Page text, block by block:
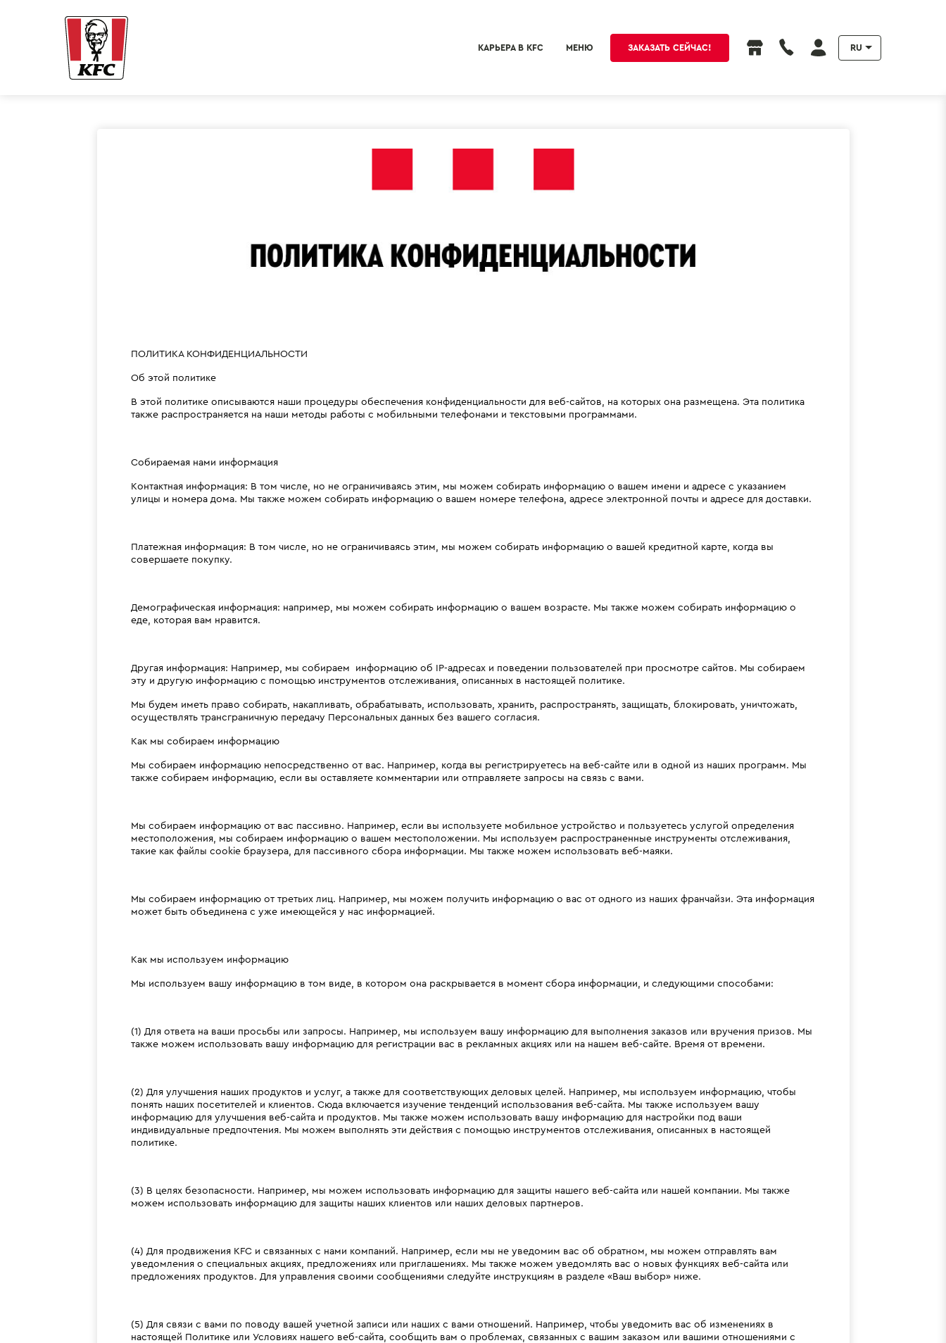
КАРЬЕРА В KFC МЕНЮ ЗАКАЗАТЬ СЕЙЧАС! RU
ПОЛИТИКА КОНФИДЕНЦИАЛЬНОСТИ
Об этой политике
В этой политике описываются наши процедуры обеспечения конфиденциальности для веб-сайтов, на которых она размещена. Эта политика
также распространяется на наши методы работы с мобильными телефонами и текстовыми программами.
Собираемая нами информация
Контактная информация: В том числе, но не ограничиваясь этим, мы можем собирать информацию о вашем имени и адресе с указанием
улицы и номера дома. Мы также можем собирать информацию о вашем номере телефона, адресе электронной почты и адресе для доставки.
Платежная информация: В том числе, но не ограничиваясь этим, мы можем собирать информацию о вашей кредитной карте, когда вы
совершаете покупку.
Демографическая информация: например, мы можем собирать информацию о вашем возрасте. Мы также можем собирать информацию о
еде, которая вам нравится.
Другая информация: Например, мы собираем информацию об IP-адресах и поведении пользователей при просмотре сайтов. Мы собираем
эту и другую информацию с помощью инструментов отслеживания, описанных в настоящей политике.
Мы будем иметь право собирать, накапливать, обрабатывать, использовать, хранить, распространять, защищать, блокировать, уничтожать,
осуществлять трансграничную передачу Персональных данных без вашего согласия.
Как мы собираем информацию
Мы собираем информацию непосредственно от вас. Например, когда вы регистрируетесь на веб-сайте или в одной из наших программ. Мы
также собираем информацию, если вы оставляете комментарии или отправляете запросы на связь с вами.
Мы собираем информацию от вас пассивно. Например, если вы используете мобильное устройство и пользуетесь услугой определения
местоположения, мы собираем информацию о вашем местоположении. Мы используем распространенные инструменты отслеживания,
такие как файлы cookie браузера, для пассивного сбора информации. Мы также можем использовать веб-маяки.
Мы собираем информацию от третьих лиц. Например, мы можем получить информацию о вас от одного из наших франчайзи. Эта информация
может быть объединена с уже имеющейся у нас информацией.
Как мы используем информацию
Мы используем вашу информацию в том виде, в котором она раскрывается в момент сбора информации, и следующими способами:
(1) Для ответа на ваши просьбы или запросы. Например, мы используем вашу информацию для выполнения заказов или вручения призов. Мы
также можем использовать вашу информацию для регистрации вас в рекламных акциях или на нашем веб-сайте. Время от времени.
(2) Для улучшения наших продуктов и услуг, а также для соответствующих деловых целей. Например, мы используем информацию, чтобы
понять наших посетителей и клиентов. Сюда включается изучение тенденций использования веб-сайта. Мы также используем вашу
информацию для улучшения веб-сайта и продуктов. Мы также можем использовать вашу информацию для настройки под ваши
индивидуальные предпочтения. Мы можем выполнять эти действия с помощью инструментов отслеживания, описанных в настоящей
политике.
(3) В целях безопасности. Например, мы можем использовать информацию для защиты нашего веб-сайта или нашей компании. Мы также
можем использовать информацию для защиты наших клиентов или наших деловых партнеров.
(4) Для продвижения KFC и связанных с нами компаний. Например, если мы не уведомим вас об обратном, мы можем отправлять вам
уведомления о специальных акциях, предложениях или приглашениях. Мы также можем уведомлять вас о новых функциях веб-сайта или
предложениях продуктов. Для управления своими сообщениями следуйте инструкциям в разделе «Ваш выбор» ниже.
(5) Для связи с вами по поводу вашей учетной записи или наших с вами отношений. Например, чтобы уведомить вас об изменениях в
настоящей Политике или Условиях нашего веб-сайта, сообщить вам о проблемах, связанных с вашим заказом или вашими отношениями с